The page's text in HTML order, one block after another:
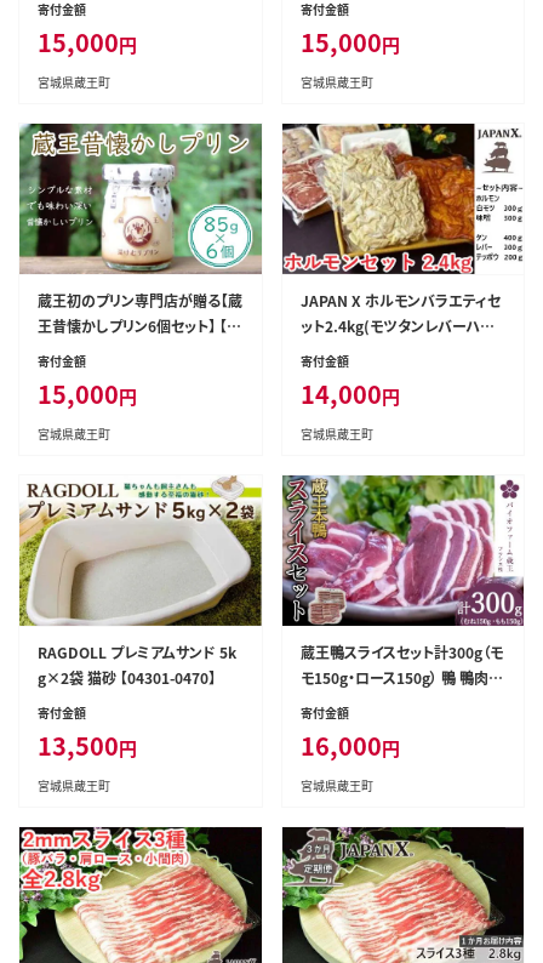
1-0051】
寄付金額
15,000円
宮城県蔵王町
寄付金額
15,000円
宮城県蔵王町
蔵王初のプリン専門店が贈る【蔵
王昔懐かしプリン6個セット】 【0
4301-0341】
寄付金額
15,000円
宮城県蔵王町
JAPAN X ホルモンバラエティセ
ット2.4kg(モツタンレバーハラ
ミテッポウ） 【04301-0070】
寄付金額
14,000円
宮城県蔵王町
RAGDOLL プレミアムサンド 5k
g×2袋 猫砂 【04301-0470】
寄付金額
13,500円
宮城県蔵王町
蔵王鴨スライスセット計300g（モ
モ150g・ロース150g） 鴨 鴨肉
スライス 小分け ロース もも肉
寄付金額
16,000円
宮城県蔵王町